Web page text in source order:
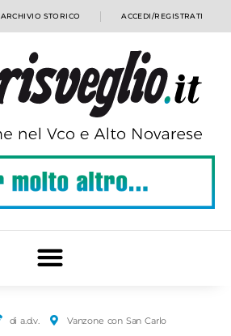
ARCHIVIO STORICO ACCEDI/REGISTRATI
di a.d.v. Vanzone con San Carlo